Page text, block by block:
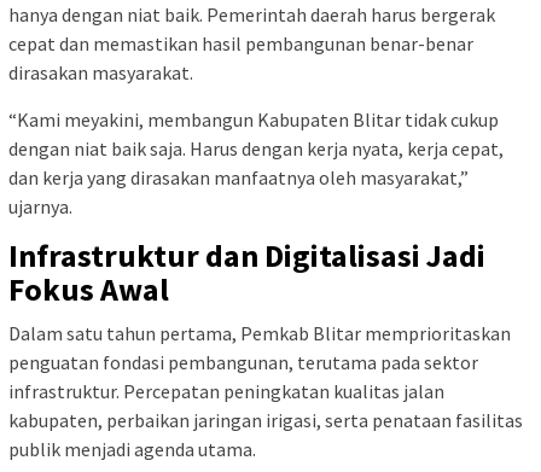
hanya dengan niat baik. Pemerintah daerah harus bergerak
cepat dan memastikan hasil pembangunan benar-benar
dirasakan masyarakat.
“Kami meyakini, membangun Kabupaten Blitar tidak cukup
dengan niat baik saja. Harus dengan kerja nyata, kerja cepat,
dan kerja yang dirasakan manfaatnya oleh masyarakat,”
ujarnya.
Infrastruktur dan Digitalisasi Jadi
Fokus Awal
Dalam satu tahun pertama, Pemkab Blitar memprioritaskan
penguatan fondasi pembangunan, terutama pada sektor
infrastruktur. Percepatan peningkatan kualitas jalan
kabupaten, perbaikan jaringan irigasi, serta penataan fasilitas
publik menjadi agenda utama.